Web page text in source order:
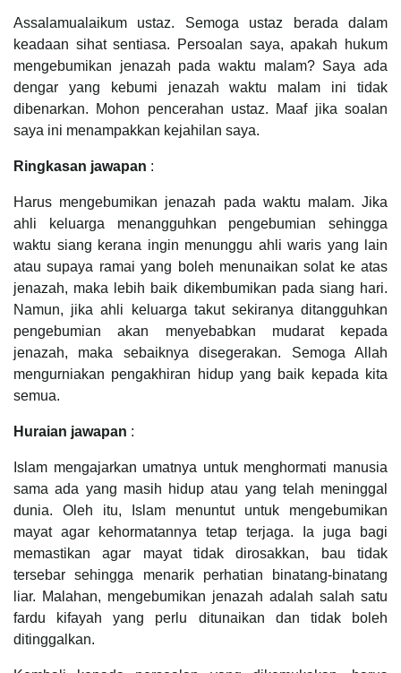
Assalamualaikum ustaz. Semoga ustaz berada dalam
keadaan sihat sentiasa. Persoalan saya, apakah hukum
mengebumikan jenazah pada waktu malam? Saya ada
dengar yang kebumi jenazah waktu malam ini tidak
dibenarkan. Mohon pencerahan ustaz. Maaf jika soalan
saya ini menampakkan kejahilan saya.
Ringkasan jawapan :
Harus mengebumikan jenazah pada waktu malam. Jika
ahli keluarga menangguhkan pengebumian sehingga
waktu siang kerana ingin menunggu ahli waris yang lain
atau supaya ramai yang boleh menunaikan solat ke atas
jenazah, maka lebih baik dikembumikan pada siang hari.
Namun, jika ahli keluarga takut sekiranya ditangguhkan
pengebumian akan menyebabkan mudarat kepada
jenazah, maka sebaiknya disegerakan. Semoga Allah
mengurniakan pengakhiran hidup yang baik kepada kita
semua.
Huraian jawapan :
Islam mengajarkan umatnya untuk menghormati manusia
sama ada yang masih hidup atau yang telah meninggal
dunia. Oleh itu, Islam menuntut untuk mengebumikan
mayat agar kehormatannya tetap terjaga. Ia juga bagi
memastikan agar mayat tidak dirosakkan, bau tidak
tersebar sehingga menarik perhatian binatang-binatang
liar. Malahan, mengebumikan jenazah adalah salah satu
fardu kifayah yang perlu ditunaikan dan tidak boleh
ditinggalkan.